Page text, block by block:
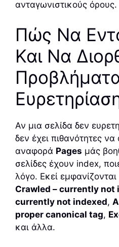
ανταγωνιστικούς όρους.
Πώς Να
Και Να
Αν μια σελίδα δεν
δεν έχει πιθανότητες
αναφορά Pages μάς
σελίδες έχουν index,
λόγο. Εκεί
Crawled – currently not
currently not indexed,
proper canonical tag,
και άλλα.